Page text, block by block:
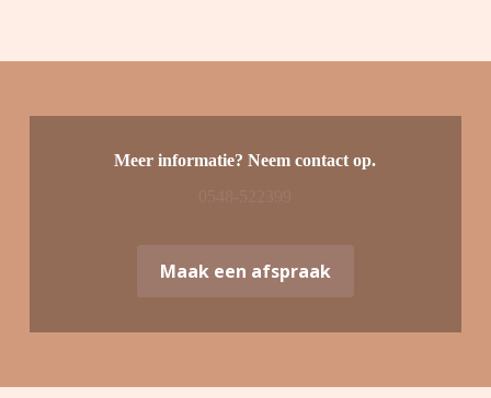
Meer informatie? Neem contact op.
Maak een afspraak